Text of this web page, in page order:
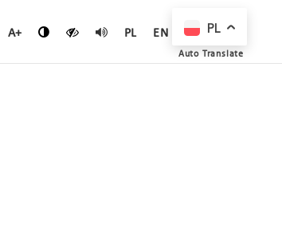
A+ PL EN PL
Auto Translate